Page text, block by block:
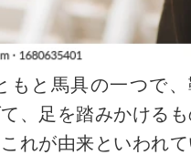
もと馬具の一つで、
、足を踏みかける
れが由来といわれ